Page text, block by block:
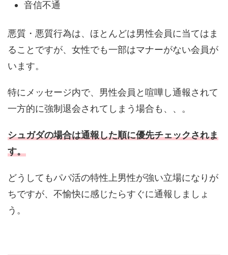
音信不通
悪質・悪質行為は、ほとんどは男性会員に当てはま
ることですが、女性でも一部はマナーがない会員が
います。
特にメッセージ内で、男性会員と喧嘩し通報されて
一方的に強制退会されてしまう場合も、、。
シュガダの場合は通報した順に優先チェックされま
す。
どうしてもパパ活の特性上男性が強い立場になりが
ちですが、不愉快に感じたらすぐに通報しましょ
う。